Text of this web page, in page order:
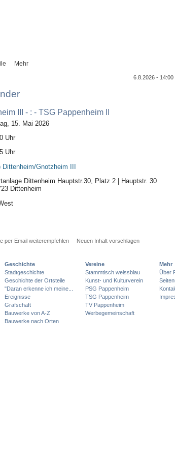
Mehr
6.8.2026 - 14:00
III - : - TSG Pappenheim II
15. Mai 2026
Uhr
Uhr
Dittenheim/Gnotzheim III
Dittenheim Hauptstr.30, Platz 2 | Hauptstr. 30
Dittenheim
per Email weiterempfehlen Neuen Inhalt vorschlagen
Geschichte
Stadtgeschichte
Geschichte der Ortsteile
"Daran erkenne ich meine...
Ereignisse
Grafschaft
Bauwerke von A-Z
Bauwerke nach Orten
Vereine
Stammtisch weissblau
Kunst- und Kulturverein
PSG Pappenheim
TSG Pappenheim
TV Pappenheim
Werbegemeinschaft
Mehr
Über